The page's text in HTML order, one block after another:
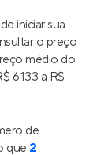
iniciar sua
o preço
médio do
6.133 a R$
de
que 2